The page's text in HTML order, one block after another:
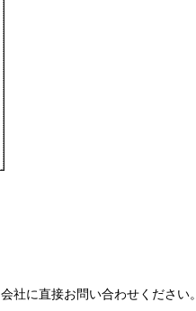
社に直接お問い合わせください。